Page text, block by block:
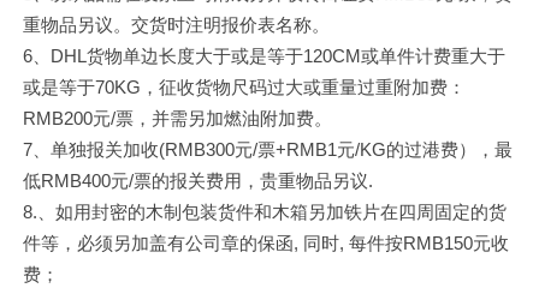
重物品另议。交货时注明报价表名称。
6、DHL货物单边长度大于或是等于120CM或单件计费重大于
或是等于70KG，征收货物尺码过大或重量过重附加费：
RMB200元/票，并需另加燃油附加费。
7、单独报关加收(RMB300元/票+RMB1元/KG的过港费），最
低RMB400元/票的报关费用，贵重物品另议.
8.、如用封密的木制包装货件和木箱另加铁片在四周固定的货
件等，必须另加盖有公司章的保函, 同时, 每件按RMB150元收
费；